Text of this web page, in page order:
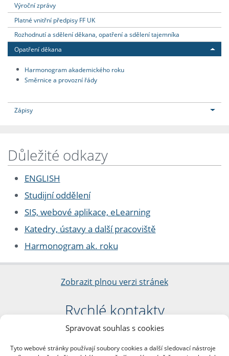
Spravovat souhlas s cookies
Tyto webové stránky používají soubory cookies a další sledovací nástroje
Výroční zprávy
Platné vnitřní předpisy FF UK
Rozhodnutí a sdělení děkana, opatření a sdělení tajemníka
Opatření děkana
Harmonogram akademického roku
Směrnice a provozní řády
Zápisy
Důležité odkazy
ENGLISH
Studijní oddělení
SIS, webové aplikace, eLearning
Katedry, ústavy a další pracoviště
Harmonogram ak. roku
Zobrazit plnou verzi stránek
Rychlé kontakty
Filozofická fakulta
nám. Jana Palacha 1/2